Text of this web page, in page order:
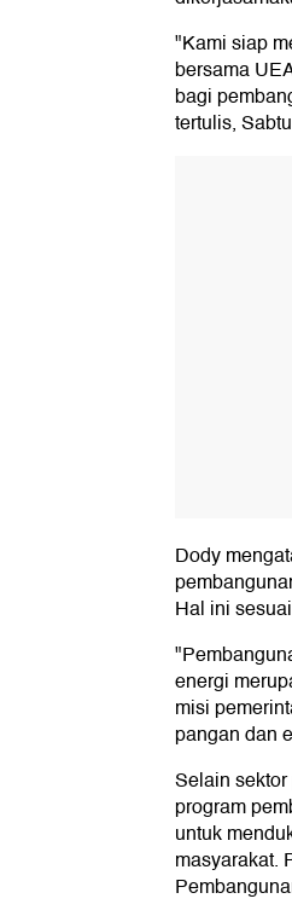
"Kami siap
bersama
bagi
tertulis,
Dody
Hal ini
energi
misi
pangan dan
Selain
program
untuk
masyarakat.